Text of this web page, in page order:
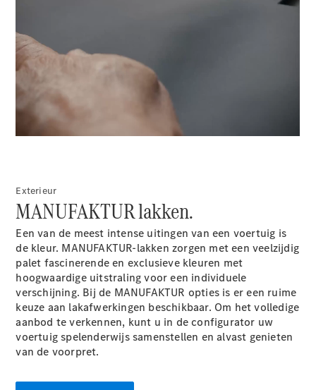
Lang
Mercedes-
Maybach S-
Configurator
Mercedes-
Alle SUVs
EQA
Elektrisch
EQE
SUV
Elektrisch
EQS
SUV
Elektrisch
Exterieur
MANUFAKTUR lakken.
Een van de meest intense uitingen van een voertuig is
de kleur. MANUFAKTUR-lakken zorgen met een veelzijdig
palet fascinerende en exclusieve kleuren met
hoogwaardige uitstraling voor een individuele
verschijning. Bij de MANUFAKTUR opties is er een ruime
keuze aan lakafwerkingen beschikbaar. Om het volledige
aanbod te verkennen, kunt u in de configurator uw
voertuig spelenderwijs samenstellen en alvast genieten
van de voorpret.